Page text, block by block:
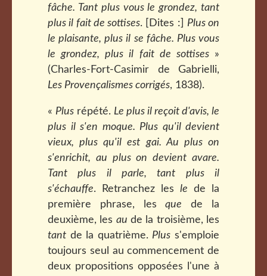
fâche. Tant plus vous le grondez, tant
plus il fait de sottises. [Dites :] Plus on
le plaisante, plus il se fâche. Plus vous
le grondez, plus il fait de sottises »
(Charles-Fort-Casimir de Gabrielli,
Les Provençalismes corrigés, 1838).
« Plus répété. Le plus il reçoit d'avis, le
plus il s'en moque. Plus qu'il devient
vieux, plus qu'il est gai. Au plus on
s'enrichit, au plus on devient avare.
Tant plus il parle, tant plus il
s'échauffe. Retranchez les le de la
première phrase, lesque de la
deuxième, les au de la troisième, les
tant de la quatrième. Plus s'emploie
toujours seul au commencement de
deux propositions opposées l'une à